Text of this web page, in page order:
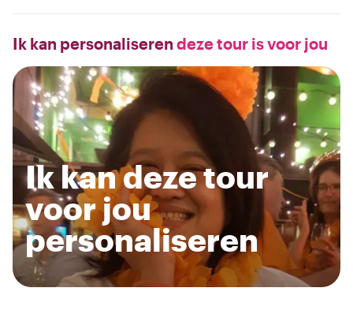
Ik kan personaliseren deze tour is voor jou
Ik kan deze tour
voor jou
personaliseren